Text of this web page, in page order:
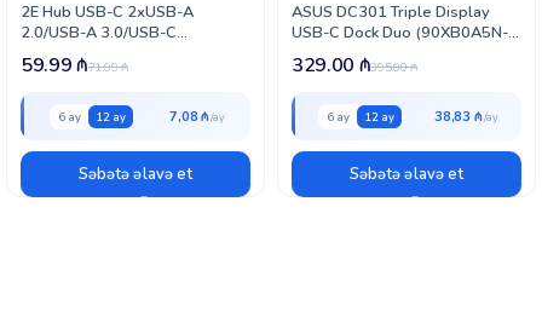
2E Hub USB-С 2хUSB-A
2.0/USB-A 3.0/USB-C
PD/HDMI/Ethernet, 0.15m,
silver (2EW-2684)
71.99₼
59.99₼
6 ay 12 ay 7,08 ₼
Səbətə əlavə et
ASUS DC301 Triple Display
USB-C Dock Duo (90XB0A5N-
BDS010)
395.00₼
329.00 ₼
6 ay 12 ay 38,83 ₼
Səbətə əlavə et